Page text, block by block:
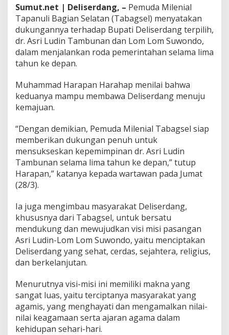
n
W
k
i
l
p
a
t
o
-
L
o
m
S
o
n
d
o
a
n
k
a
n
R
o
Sumut.net | Deliserdang, – Pemuda Milenial
Tapanuli Bagian Selatan (Tabagsel) menyatakan
dukungannya terhadap Bupati Deliserdang terpilih,
dr. Asri Ludin Tambunan dan Lom Lom Suwondo,
dalam menjalankan roda pemerintahan selama lima
tahun ke depan.
Muhammad Harapan Harahap menilai bahwa
keduanya mampu membawa Deliserdang menuju
kemajuan.
“Dengan demikian, Pemuda Milenial Tabagsel siap
memberikan dukungan penuh untuk
mensukseskan kepemimpinan dr. Asri Ludin
Tambunan selama lima tahun ke depan,” tutup
Harapan,” katanya kepada wartawan pada Jumat
(28/3).
Ia juga mengimbau masyarakat Deliserdang,
khususnya dari Tabagsel, untuk bersatu
mendukung dan mewujudkan visi misi pasangan
Asri Ludin-Lom Lom Suwondo, yaitu menciptakan
Deliserdang yang sehat, cerdas, sejahtera, religius,
dan berkelanjutan.
Menurutnya visi-misi ini memiliki makna yang
sangat luas, yaitu terciptanya masyarakat yang
agamis, yang menghayati dan mengamalkan nilai-
nilai keagamaan serta ajaran agama dalam
kehidupan sehari-hari.